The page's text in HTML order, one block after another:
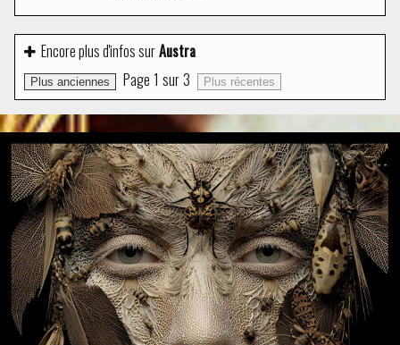
Encore plus d'infos surAustra
Plus anciennes Page 1 sur3 Plus récentes